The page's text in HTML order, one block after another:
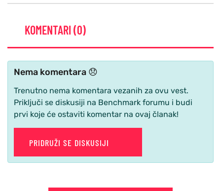
KOMENTARI (0)
Nema komentara 😞
Trenutno nema komentara vezanih za ovu vest.
Priključi se diskusiji na Benchmark forumu i budi
prvi koje će ostaviti komentar na ovaj članak!
PRIDRUŽI SE DISKUSIJI